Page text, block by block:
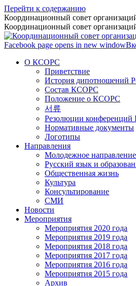
Перейти к содержанию
Координационный совет
Координационный совет
Facebook page opens in new window
О КСОРС
Приветствие
История дипотношений
Состав КСОРС
Положение о КСОРС
서류
Резолюции
Нормативные документы
Логотипы
Направления
Молодежное направление
Русский язык и
Общественная жизнь
Культура
Консультирование
СМИ
Новости
Мероприятия
Мероприятия 2020 года
Мероприятия 2019 года
Мероприятия 2018 годa
Мероприятия 2017 года
Мероприятия 2016 года
Мероприятия 2015 года
Архив